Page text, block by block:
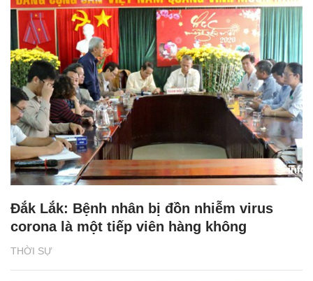
THỜI SỰ
Đắk Lắk: Bệnh nhân bị đồn nhiễm virus
corona là một tiếp viên hàng không